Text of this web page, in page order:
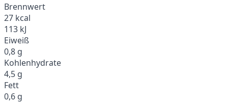
Brennwert
27 kcal
113 kJ
Eiweiß
0,8 g
Kohlenhydrate
4,5 g
Fett
0,6 g